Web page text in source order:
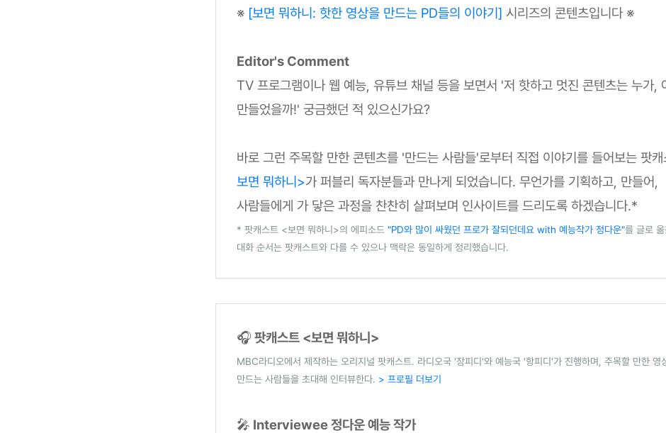
※ [보면 뭐하니: 핫한 영상을 만드는 PD들의 이야기] 시리즈의 콘텐츠입니다 ※
Editor's Comment
TV 프로그램이나 웹 예능, 유튜브 채널 등을 보면서 '저 핫하고 멋진 콘텐츠는 누가,
만들었을까!' 궁금했던 적 있으신가요?
바로 그런 주목할 만한 콘텐츠를 '만드는 사람들'로부터 직접 이야기를 들어보는 팟캐
보면 뭐하니>가 퍼블리 독자분들과 만나게 되었습니다. 무언가를 기획하고, 만들어,
사람들에게 가 닿은 과정을 찬찬히 살펴보며 인사이트를 드리도록 하겠습니다.*
* 팟캐스트 <보면 뭐하니>의 에피소드 "PD와 많이 싸웠던 프로가 잘되던데요 with 예능작가 정다운"를 글로
대화 순서는 팟캐스트와 다를 수 있으나 맥락은 동일하게 정리했습니다.
🎧 팟캐스트 <보면 뭐하니>
MBC라디오에서 제작하는 오리지널 팟캐스트. 라디오국 '장피디'와 예능국 '항피디'가 진행하며, 주목할 만한 영
만드는 사람들을 초대해 인터뷰한다. > 프로필 더보기
🎤 Interviewee 정다운 예능 작가